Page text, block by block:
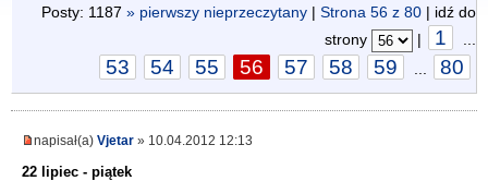
Posty: 1187 » pierwszy nieprzeczytany | Strona 56 z 80 | idź do
strony
| 1
53 54 55 56 57 58 59 80
napisał(a) Vjetar » 10.04.2012 12:13
22 lipiec - piątek